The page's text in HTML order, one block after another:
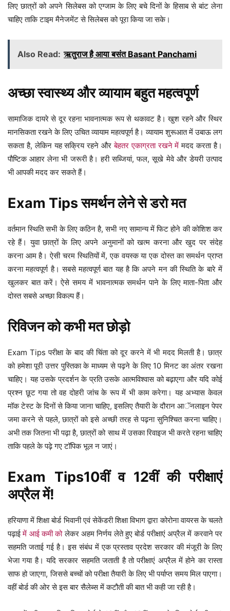
लिए छात्रों को अपने सिलेबस को एग्जाम के लिए बचे दिनों के हिसाब से बांट लेना
चाहिए ताकि टाइम मैनेजमेंट से सिलेबस को पूरा किया जा सके।
Also Read: ऋतुराज है आया बसंत Basant Panchami
अच्छा स्वास्थ्य और व्यायाम बहुत महत्वपूर्ण
सामाजिक दायरे से दूर रहना भावनात्मक रूप से थकावट है। खुश रहने और स्थिर
मानसिकता रखने के लिए उचित व्यायाम महत्वपूर्ण है। व्यायाम शुरूआत में उबाऊ लग
सकता है, लेकिन यह सक्रिय रहने औरबेहतर एकाग्रता रखने में मदद करता है।
पौष्टिक आहार लेना भी जरूरी है। हरी सब्जियां, फल, सूखे मेवे और डेयरी उत्पाद
भी आपकी मदद कर सकते हैं।
Exam Tips समर्थन लेने से डरो मत
वर्तमान स्थिति सभी के लिए कठिन है, सभी नए सामान्य में फिट होने की कोशिश कर
रहे हैं। युवा छात्रों के लिए अपने अनुमानों को खत्म करना और खुद पर संदेह
करना आम है। ऐसी चरम स्थितियों में, एक वयस्क या एक दोस्त का समर्थन प्राप्त
करना महत्वपूर्ण है। सबसे महत्वपूर्ण बात यह है कि अपने मन की स्थिति के बारे में
खुलकर बात करें। ऐसे समय में भावनात्मक समर्थन पाने के लिए माता-पिता और
दोस्त सबसे अच्छा विकल्प हैं।
रिविजन को कभी मत छोड़ो
Exam Tips परीक्षा के बाद की चिंता को दूर करने में भी मदद मिलती है। छात्र
को हमेशा पूरी उत्तर पुस्तिका के माध्यम से पढ़ने के लिए 10 मिनट का अंतर रखना
चाहिए। यह उसके प्रदर्शन के प्रति उसके आत्मविश्वास को बढ़ाएगा और यदि कोई
प्रश्न छूट गया तो वह दोहरी जांच के रूप में भी काम करेगा। यह अभ्यास केवल
मॉक टेस्ट के दिनों से किया जाना चाहिए, इसलिए तैयारी के दौरान आॅनलाइन पेपर
जमा करने से पहले, छात्रों को इसे अच्छी तरह से पढ़ना सुनिश्चित करना चाहिए।
अभी तक जितना भी पढ़ा है, छात्रों को साथ में उसका रिवाइज भी करते रहना चाहिए
ताकि पहले के पढ़े गए टॉपिक भूल न जाएं।
Exam Tips10वीं व 12वीं की परीक्षाएं
अप्रैल में!
हरियाणा में शिक्षा बोर्ड भिवानी एवं सेकेंडरी शिक्षा विभाग द्वारा कोरोना वायरस के चलते
पढ़ाईमें आई कमी कोलेकर अहम निर्णय लेते हुए बोर्ड परीक्षाएं अप्रैल में करवाने पर
सहमति जताई गई है। इस संबंध में एक प्रस्ताव प्रदेश सरकार की मंजूरी के लिए
भेजा गया है। यदि सरकार सहमति जताती है तो परीक्षाएं अप्रैल में होने का रास्ता
साफ हो जाएगा, जिससे बच्चों को परीक्षा तैयारी के लिए भी पर्याप्त समय मिल पाएगा।
वहीं बोर्ड की ओर से इस बार सैलेब्स में कटौती की बात भी कही जा रही है।